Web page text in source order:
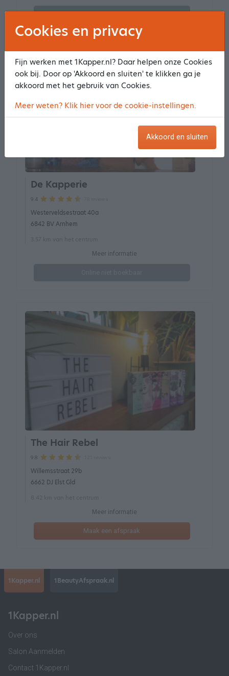
De Kapperie
9.4
Westerveldsestraat 40a
6842 BV Arnhem
Meer informatie
The Hair Rebel
9.8
Willemsstraat 29b
6662 DJ Elst Gld
Meer informatie
Maak een afspraak
1Kapper.nl 1BeautyAfspraak.nl
1Kapper.nl
Over ons
Salon Aanmelden
Contact 1Kapper.nl
Cookies en privacy
Fijn werken met 1Kapper.nl? Daar helpen onze Cookies
ook bij. Door op 'Akkoord en sluiten' te klikken ga je
akkoord met het gebruik van Cookies.
Meer weten? Klik hier voor de cookie-instellingen.
Akkoord en sluiten